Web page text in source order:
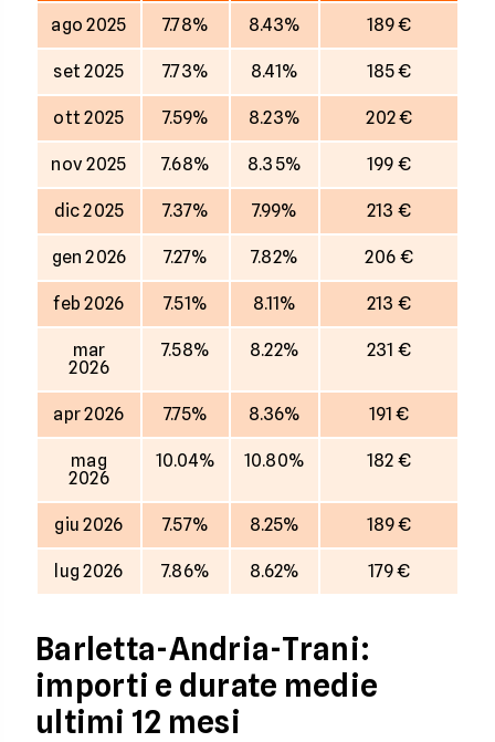
ago 2025 7.78% 8.43% 189 €
set 2025 7.73% 8.41% 185 €
ott 2025 7.59% 8.23% 202 €
nov 2025 7.68% 8.35% 199 €
dic 2025 7.37% 7.99% 213 €
gen 2026 7.27% 7.82% 206 €
feb 2026 7.51% 8.11% 213 €
mar
2026
7.58% 8.22% 231 €
apr 2026 7.75% 8.36% 191 €
mag
2026
10.04% 10.80% 182 €
giu 2026 7.57% 8.25% 189 €
lug 2026 7.86% 8.62% 179 €
Barletta-Andria-Trani:
importi e durate medie
ultimi 12 mesi